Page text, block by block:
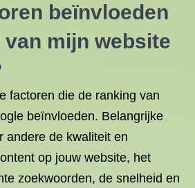
beïnvloeden
mijn website
factoren die de ranking van
beïnvloeden. Belangrijke
andere de kwaliteit en
op jouw website, het
zoekwoorden, de snelheid en